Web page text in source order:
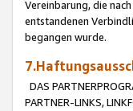
Vereinbarung, die
entstandenen
begangen wurde.
DAS
PARTNER-LINKS,